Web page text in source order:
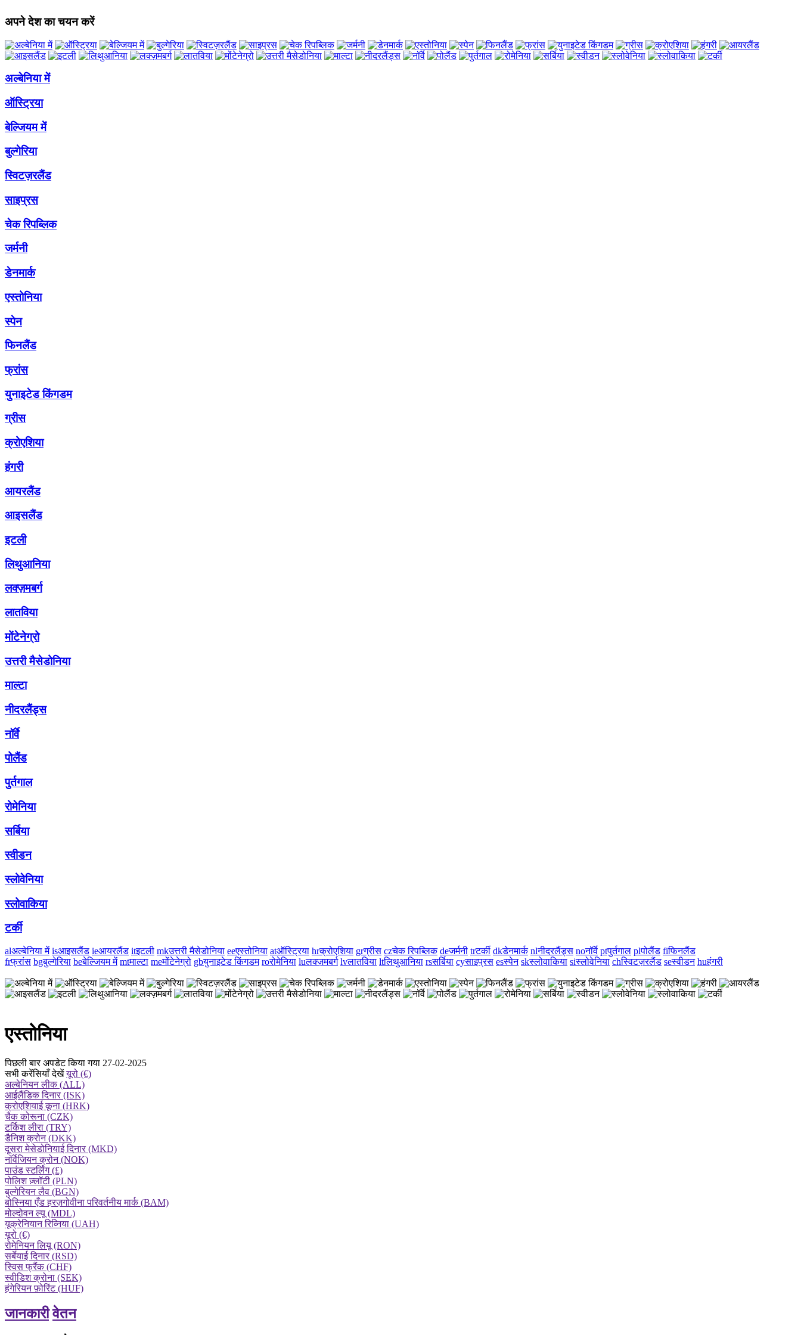
अपने देश का चयन करें
अल्बेनिया में
ऑस्ट्रिया
बेल्जियम में
बुल्गेरिया
स्विटज़रलैंड
साइप्रस
चेक रिपब्लिक
जर्मनी
डेनमार्क
एस्तोनिया
स्पेन
फिनलैंड
फ्रांस
युनाइटेड किंगडम
ग्रीस
क्रोएशिया
हंगरी
आयरलैंड
आइसलैंड
इटली
लिथुआनिया
लक्ज़मबर्ग
लातविया
मोंटेनेग्रो
उत्तरी मैसेडोनिया
माल्टा
नीदरलैंड्स
नॉर्वे
पोलैंड
पुर्तगाल
रोमेनिया
सर्बिया
स्वीडन
स्लोवेनिया
स्लोवाकिया
टर्की
alअल्बेनिया में isआइसलैंड ieआयरलैंड itइटली mkउत्तरी मैसेडोनिया eeएस्तोनिया atऑस्ट्रिया hrक्रोएशिया grग्रीस czचेक रिपब्लिक deजर्मनी trटर्की dkडेनमार्क nlनीदरलैंड्स noनॉर्वे ptपुर्तगाल plपोलैंड fiफिनलैंड
frफ्रांस bgबुल्गेरिया beबेल्जियम में mtमाल्टा meमोंटेनेग्रो gbयुनाइटेड किंगडम roरोमेनिया luलक्ज़मबर्ग lvलातविया ltलिथुआनिया rsसर्बिया cyसाइप्रस esस्पेन skस्लोवाकिया siस्लोवेनिया chस्विटज़रलैंड seस्वीडन huहंगरी
एस्तोनिया
पिछली बार अपडेट किया गया 27-02-2025
सभी करेंसियाँ देखेंयूरो (€)
अल्बेनियन लीक (ALL)
आईलैंडिक दिनार (ISK)
क्रोएशियाई कूना (HRK)
चैक कोरूना (CZK)
टर्किश लीरा (TRY)
डैनिश क्रोन (DKK)
दूसरा मेसेडोनियाई दिनार (MKD)
नॉर्वेजियन क्रोन (NOK)
पाउंड स्टर्लिंग (£)
पोलिश ज़्लॉटी (PLN)
बुल्गेरियन लैव (BGN)
बोस्निया एँड हरज़गोवीना परिवर्तनीय मार्क (BAM)
मोल्दोवन ल्यू (MDL)
यूक्रेनियान रिव्निया (UAH)
यूरो (€)
रोमेनियन लियू (RON)
सर्बेयाई दिनार (RSD)
स्विस फ्रैंक (CHF)
स्वीडिश क्रोना (SEK)
हंगेरियन फ़ोरिंट (HUF)
जानकारी वेतन